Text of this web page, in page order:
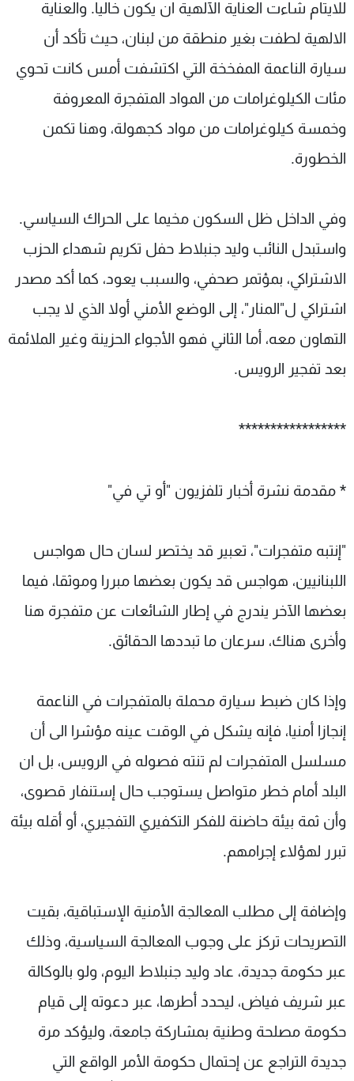
للايتام شاءت العناية الآلهية ان يكون خاليا. والعناية
الالهية لطفت بغير منطقة من لبنان، حيث تأكد أن
سيارة الناعمة المفخخة التي اكتشفت أمس كانت تحوي
مئات الكيلوغرامات من المواد المتفجرة المعروفة
وخمسة كيلوغرامات من مواد كجهولة، وهنا تكمن
الخطورة.
وفي الداخل ظل السكون مخيما على الحراك السياسي.
واستبدل النائب وليد جنبلاط حفل تكريم شهداء الحزب
الاشتراكي، بمؤتمر صحفي، والسبب يعود، كما أكد مصدر
اشتراكي ل"المنار"، إلى الوضع الأمني أولا الذي لا يجب
التهاون معه، أما الثاني فهو الأجواء الحزينة وغير الملائمة
بعد تفجير الرويس.
*****************
* مقدمة نشرة أخبار تلفزيون "أو تي في"
"إنتبه متفجرات"، تعبير قد يختصر لسان حال هواجس
اللبنانيين، هواجس قد يكون بعضها مبررا وموثقا، فيما
بعضها الآخر يندرج في إطار الشائعات عن متفجرة هنا
وأخرى هناك، سرعان ما تبددها الحقائق.
وإذا كان ضبط سيارة محملة بالمتفجرات في الناعمة
إنجازا أمنيا، فإنه يشكل في الوقت عينه مؤشرا الى أن
مسلسل المتفجرات لم تنته فصوله في الرويس، بل ان
البلد أمام خطر متواصل يستوجب حال إستنفار قصوى،
وأن ثمة بيئة حاضنة للفكر التكفيري التفجيري، أو أقله بيئة
تبرر لهؤلاء إجرامهم.
وإضافة إلى مطلب المعالجة الأمنية الإستباقية، بقيت
التصريحات تركز على وجوب المعالجة السياسية، وذلك
عبر حكومة جديدة، عاد وليد جنبلاط اليوم، ولو بالوكالة
عبر شريف فياض، ليحدد أطرها، عبر دعوته إلى قيام
حكومة مصلحة وطنية بمشاركة جامعة، وليؤكد مرة
جديدة التراجع عن إحتمال حكومة الأمر الواقع التي